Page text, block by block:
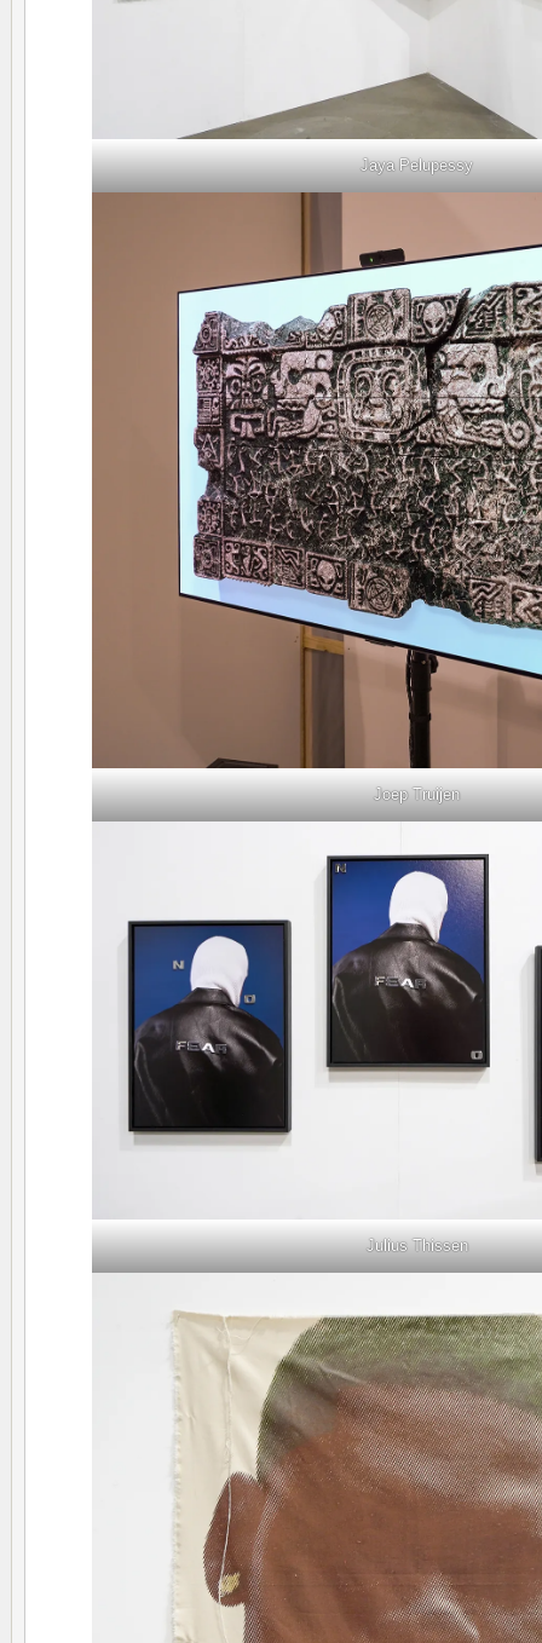
Jaya Pelupessy
Joep Truijen
Julius Thissen